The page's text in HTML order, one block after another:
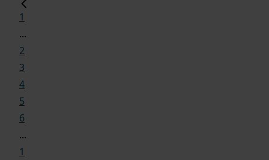
1
...
2
3
4
5
6
...
1